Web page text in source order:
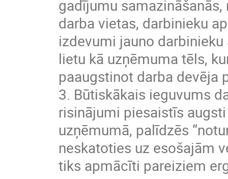
gadījumu
darba vietas, darbinieku
izdevumi jauno
lietu kā uzņēmuma tēls,
paaugstinot darba devēja
3. Būtiskākais ieguvums
risinājumi piesaistīs
uzņēmumā, palīdzēs
neskatoties uz esošajām
tiks apmācīti pareiziem